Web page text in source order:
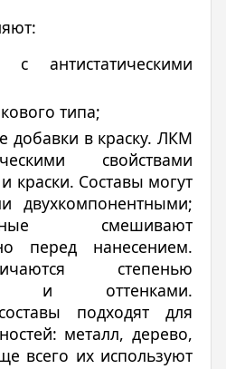
антистатическими
типа;
добавки в краску. ЛКМ
свойствами
краски. Составы могут
двухкомпонентными;
смешивают
перед нанесением.
степенью
и оттенками.
подходят для
металл, дерево,
всего их используют